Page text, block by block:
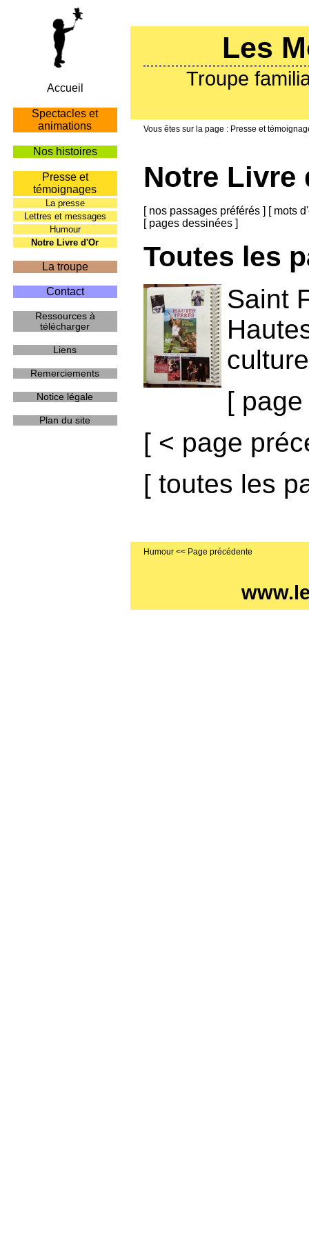
Les
Troupe
Presse et
Notre Livre
[ nos passages préférés] [ mots
[ pages dessinées]
Toutes les
Saint
[
[ < page
[ toutes les
Accueil
Spectacles et
animations
Nos histoires
Presse et
témoignages
La presse
Lettres et messages
Humour
Notre Livre d'Or
La troupe
Contact
Ressources à
télécharger
Liens
Remerciements
Notice légale
Plan du site
Humour